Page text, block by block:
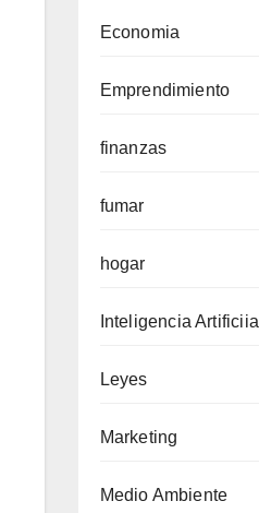
Economia
Emprendimiento
finanzas
fumar
hogar
Inteligencia Artificiial
Leyes
Marketing
Medio Ambiente